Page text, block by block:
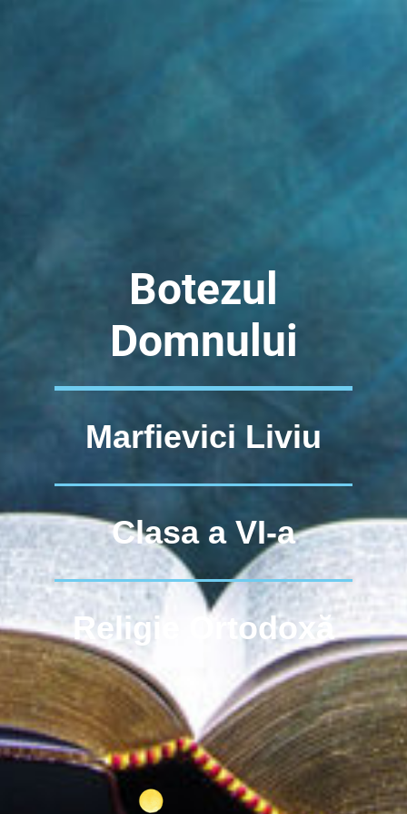
Botezul
Domnului
Marfievici Liviu
Clasa a VI-a
Religie Ortodoxă